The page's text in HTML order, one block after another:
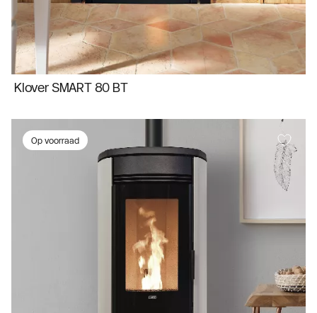
Klover SMART 80 BT
Op voorraad